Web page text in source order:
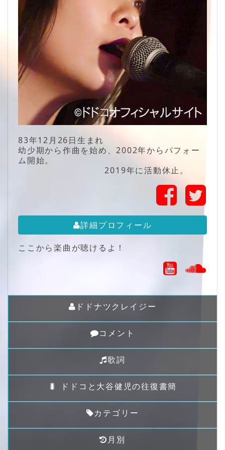
83年12月26日生まれ
幼少期から作曲を始め、2002年からパフォー
ム開始。
2019年に活動休止。
詳細プロフィール
ここから楽曲が聴けるよ！
ドドナツクレイジー
コメント
歌詞
🐛 ドドコと大谷健児の往復書簡
カテゴリー
月別